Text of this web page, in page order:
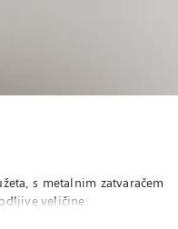
s metalnim zatvaračem
veličine: